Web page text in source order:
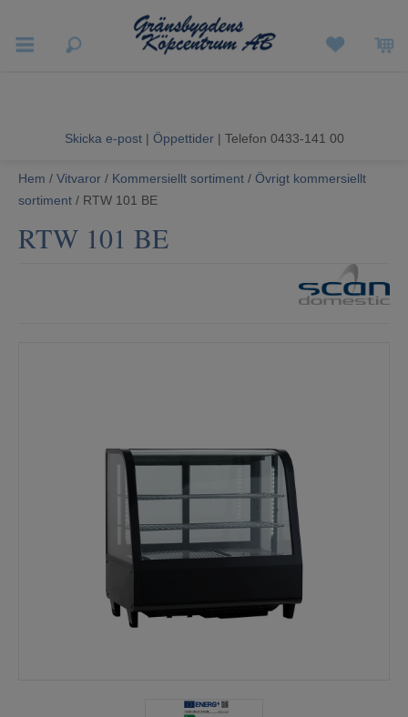
Sommarrea
Vitvaror
Skicka e-post | Öppettider| Telefon 0433-141 00
Hem / Vitvaror / Kommersiellt sortiment / Övrigt kommersiellt
sortiment / RTW 101 BE
RTW 101 BE